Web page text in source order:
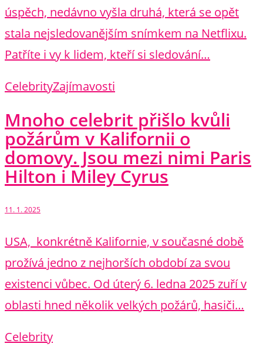
úspěch, nedávno vyšla druhá, která se opět
stala nejsledovanějším snímkem na Netflixu.
Patříte i vy k lidem, kteří si sledování…
CelebrityZajímavosti
Mnoho celebrit přišlo kvůli
požárům v Kalifornii o
domovy. Jsou mezi nimi Paris
Hilton i Miley Cyrus
11. 1. 2025
USA, konkrétně Kalifornie, v současné době
prožívá jedno z nejhorších období za svou
existenci vůbec. Od úterý 6. ledna 2025 zuří v
oblasti hned několik velkých požárů, hasiči…
Celebrity